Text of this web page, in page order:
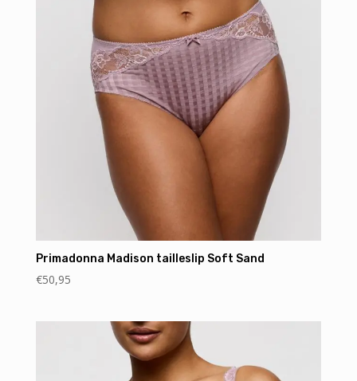
Primadonna Madison tailleslip Soft Sand
€50,95